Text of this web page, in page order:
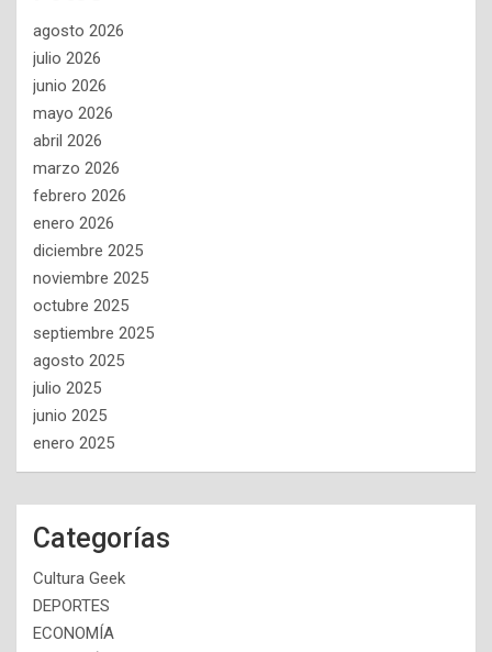
agosto 2026
julio 2026
junio 2026
mayo 2026
abril 2026
marzo 2026
febrero 2026
enero 2026
diciembre 2025
noviembre 2025
octubre 2025
septiembre 2025
agosto 2025
julio 2025
junio 2025
enero 2025
Categorías
Cultura Geek
DEPORTES
ECONOMÍA